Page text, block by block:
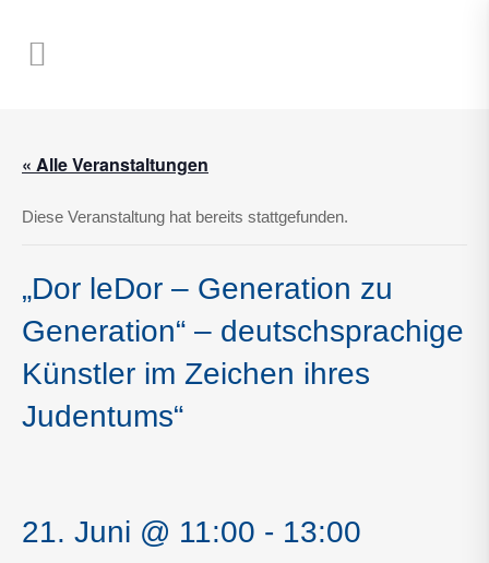
« Alle Veranstaltungen
Diese Veranstaltung hat bereits stattgefunden.
„Dor leDor – Generation zu
Generation“ – deutschsprachige
Künstler im Zeichen ihres
Judentums“
21. Juni @ 11:00 - 13:00